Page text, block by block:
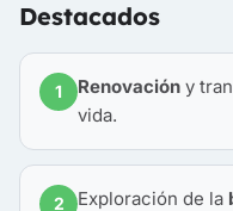
Destacados
1 Renovación y
vida.
2 Exploración de la